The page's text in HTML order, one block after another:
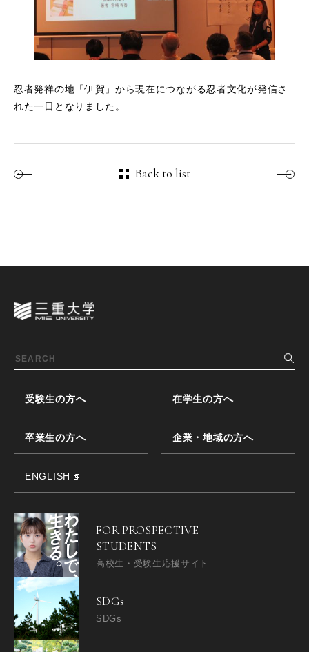
忍者発祥の地「伊賀」から現在につながる忍者文化が発信さ
れた一日となりました。
Back to list
受験生の方へ 在学生の方へ
卒業生の方へ 企業・地域の方へ
ENGLISH
FOR PROSPECTIVE
STUDENTS
高校生・受験生応援サイト
SDGs
SDGs